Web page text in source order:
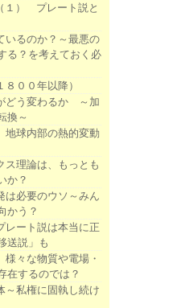
１） プレート説と
いるのか？～最悪の
る？を考えておく必
００年以降）
どう変わるか ～加
換～
地球内部の熱的変動
ス理論は、もっとも
か？
は必要のウソ～みん
かう？
ート説は本当に正
送説」も
様々な物質や電場・
在するのでは？
～私権に固執し続け